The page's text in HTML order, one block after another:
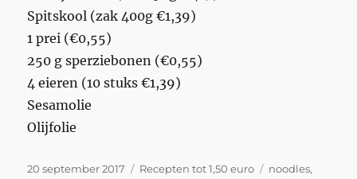
Spitskool (zak 400g €1,39)
1 prei (€0,55)
250 g sperziebonen (€0,55)
4 eieren (10 stuks €1,39)
Sesamolie
Olijfolie
Geplaatst
20 september 2017 Categorieën
Recepten tot 1,50 euro Tags
noodles,